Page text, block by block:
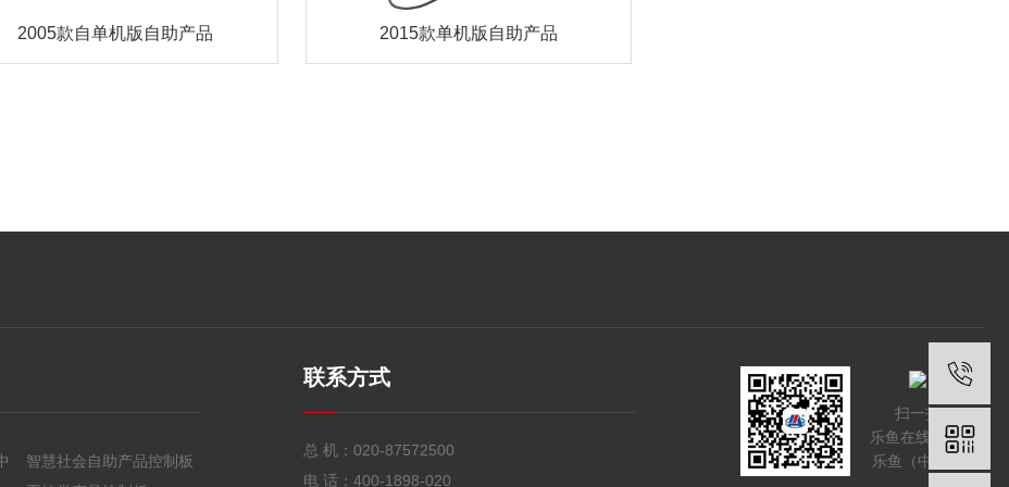
2005款自单机版自助产品 2015款单机版自助产品
智慧社会自助产品控制板
联系方式
总 机： 020-87572500
电 话： 400-1898-020
扫一扫
乐鱼在线登录-
乐鱼（中国）